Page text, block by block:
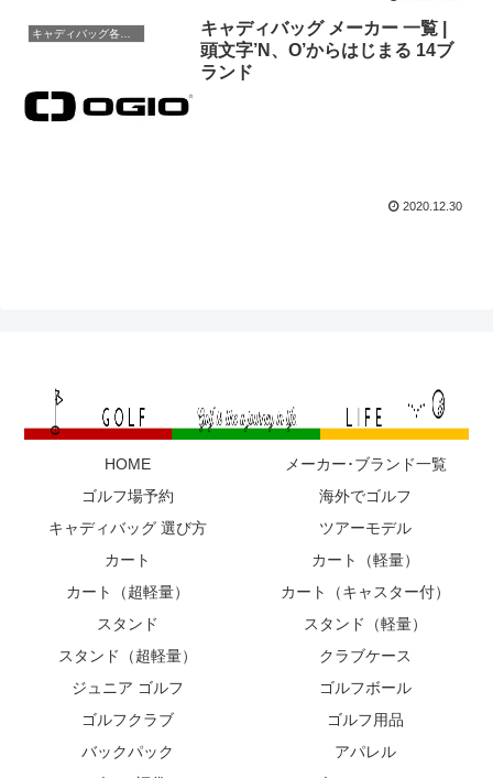
キャディバッグ各メーカー
キャディバッグ メーカー 一覧 |
頭文字’N、O’からはじまる 14ブ
ランド
2020.12.30
HOME
メーカー･ブランド一覧
ゴルフ場予約
海外でゴルフ
キャディバッグ 選び方
ツアーモデル
カート
カート（軽量）
カート（超軽量）
カート（キャスター付）
スタンド
スタンド（軽量）
スタンド（超軽量）
クラブケース
ジュニア ゴルフ
ゴルフボール
ゴルフクラブ
ゴルフ用品
バックパック
アパレル